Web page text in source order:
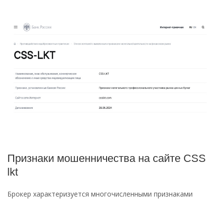
Признаки мошенничества на сайте CSS
lkt
Брокер характеризуется многочисленными признаками